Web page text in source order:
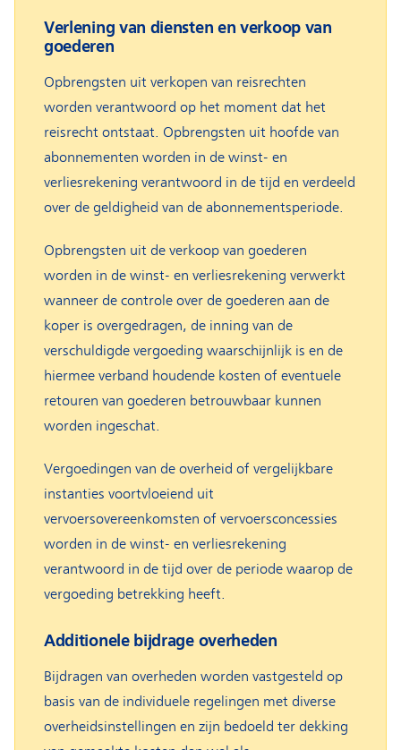
Verlening van diensten en verkoop van
goederen
Opbrengsten uit verkopen van reisrechten
worden verantwoord op het moment dat het
reisrecht ontstaat. Opbrengsten uit hoofde van
abonnementen worden in de winst- en
verliesrekening verantwoord in de tijd en verdeeld
over de geldigheid van de abonnementsperiode.
Opbrengsten uit de verkoop van goederen
worden in de winst- en verliesrekening verwerkt
wanneer de controle over de goederen aan de
koper is overgedragen, de inning van de
verschuldigde vergoeding waarschijnlijk is en de
hiermee verband houdende kosten of eventuele
retouren van goederen betrouwbaar kunnen
worden ingeschat.
Vergoedingen van de overheid of vergelijkbare
instanties voortvloeiend uit
vervoersovereenkomsten of vervoersconcessies
worden in de winst- en verliesrekening
verantwoord in de tijd over de periode waarop de
vergoeding betrekking heeft.
Additionele bijdrage overheden
Bijdragen van overheden worden vastgesteld op
basis van de individuele regelingen met diverse
overheidsinstellingen en zijn bedoeld ter dekking